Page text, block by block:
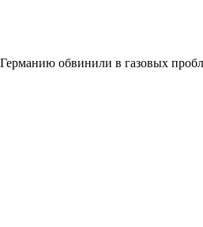
Германию обвинили в газовых